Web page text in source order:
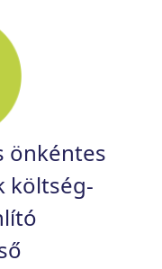
önkéntes
költség-